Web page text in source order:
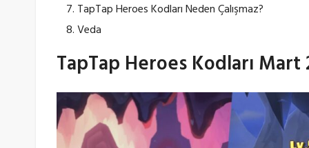
TapTap Heroes Kodları Neden Çalışmaz?
Veda
TapTap Heroes Kodları Mart